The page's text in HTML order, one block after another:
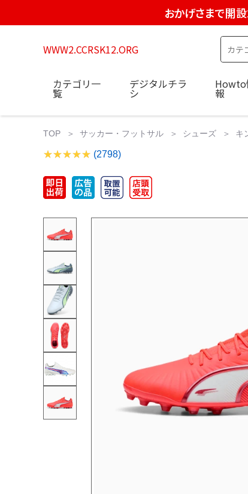
おかげさまで開
WWW2.CCRSK12.ORG
カテゴリ一
覧
デジタルチラ
シ
Howto
報
TOP サッカー・フットサル シューズ キ
(2798)